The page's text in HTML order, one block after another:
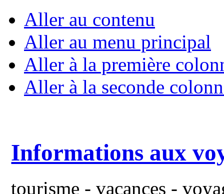
Aller au contenu
Aller au menu principal
Aller à la première
Aller à la seconde
Informations aux
tourisme - vacances -